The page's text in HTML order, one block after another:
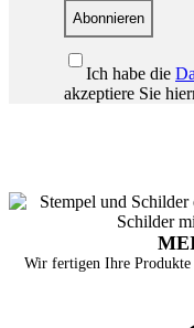
Abonnieren
Ich habe die
akzeptiere Sie
Wir fertigen Ihre Produkte